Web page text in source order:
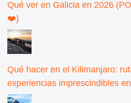
Qué ver en Galicia en 2026
❤️)
Qué hacer en el Kilimanjaro:
experiencias imprescindibles